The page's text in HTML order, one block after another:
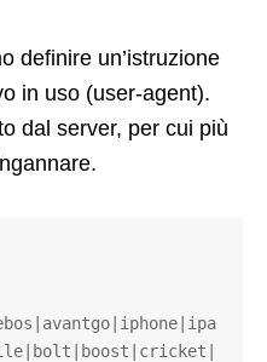
definire un’istruzione
in uso (user-agent).
dal server, per cui più